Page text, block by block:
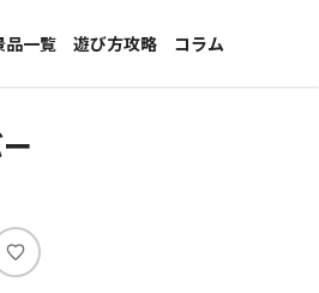
品一覧
着景品
テゴリ一覧
遊び方攻略
コラム
インタビュー
い